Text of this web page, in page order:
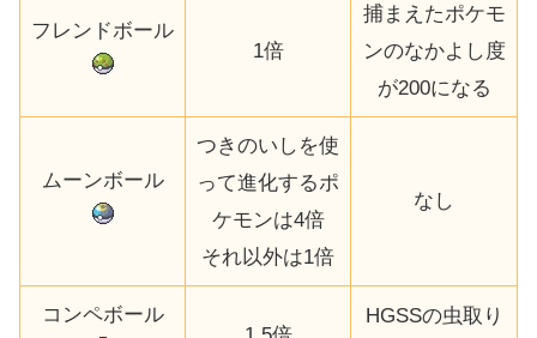
フレンドボール
1倍
捕まえたポケモ
ンのなかよし度
が200になる
ムーンボール
つきのいしを使
って進化するポ
ケモンは4倍
それ以外は1倍
なし
コンペボール
HGSSの虫取り